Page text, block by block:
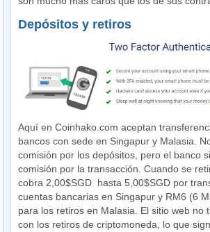
Depósitos y retiros
Aquí en Coinhako.com aceptan
bancos con sede en Singapur y Malasia.
comisión por los depósitos, pero el banco
comisión por la transacción. Cuando se
cobra 2,00$SGD hasta 5,00$SGD por
cuentas bancarias en Singapur y RM6 (6
para los retiros en Malasia. El sitio web no
con los retiros de criptomoneda, lo que